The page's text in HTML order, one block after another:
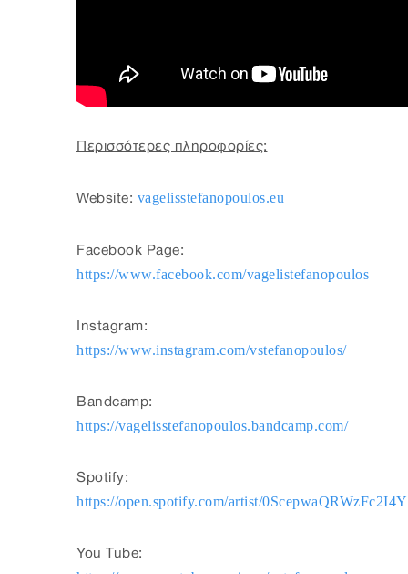
Περισσότερες πληροφορίες:
Website: vagelisstefanopoulos.eu
Facebook Page:
https://www.facebook.com/vagelistefanopoulos
Instagram:
https://www.instagram.com/vstefanopoulos/
Bandcamp:
https://vagelisstefanopoulos.bandcamp.com/
Spotify:
https://open.spotify.com/artist/
You Tube: